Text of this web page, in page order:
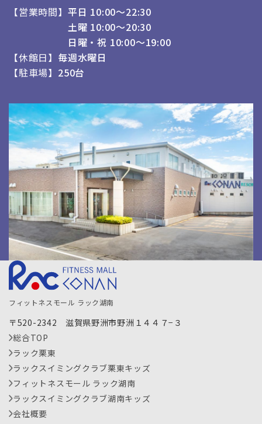
営業時間
平日 10:00～22:30
土曜 10:00～20:30
日曜・祝 10:00～19:00
休館日
毎週水曜日
駐車場
250台
フィットネスモール ラック湖南
〒520-2342 滋賀県野洲市野洲１４４７−３
総合TOP
ラック栗東
ラックスイミングクラブ栗東キッズ
フィットネスモール ラック湖南
ラックスイミングクラブ湖南キッズ
会社概要